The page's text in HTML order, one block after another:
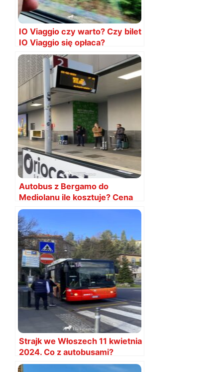
IO Viaggio czy warto? Czy bilet
IO Viaggio się opłaca?
Autobus z Bergamo do
Mediolanu ile kosztuje? Cena
Strajk we Włoszech 11 kwietnia
2024. Co z autobusami?